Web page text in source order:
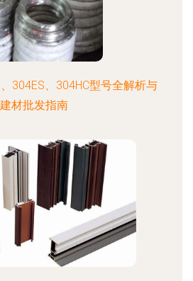
304ES、304HC型号全解析与
建材批发指南